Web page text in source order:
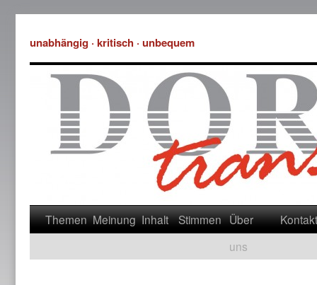
unabhängig · kritisch · unbequem
Themen Meinung Inhalt Stimmen Über
uns
Kontakt